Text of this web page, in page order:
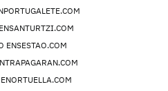
ENSESTAO.COM